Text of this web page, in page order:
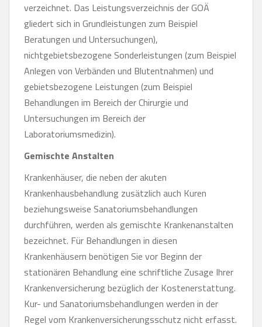
verzeichnet. Das Leistungsverzeichnis der GOÄ
gliedert sich in Grundleistungen zum Beispiel
Beratungen und Untersuchungen),
nichtgebietsbezogene Sonderleistungen (zum Beispiel
Anlegen von Verbänden und Blutentnahmen) und
gebietsbezogene Leistungen (zum Beispiel
Behandlungen im Bereich der Chirurgie und
Untersuchungen im Bereich der
Laboratoriumsmedizin).
Gemischte Anstalten
Krankenhäuser, die neben der akuten
Krankenhausbehandlung zusätzlich auch Kuren
beziehungsweise Sanatoriumsbehandlungen
durchführen, werden als gemischte Krankenanstalten
bezeichnet. Für Behandlungen in diesen
Krankenhäusern benötigen Sie vor Beginn der
stationären Behandlung eine schriftliche Zusage Ihrer
Krankenversicherung bezüglich der Kostenerstattung.
Kur- und Sanatoriumsbehandlungen werden in der
Regel vom Krankenversicherungsschutz nicht erfasst.